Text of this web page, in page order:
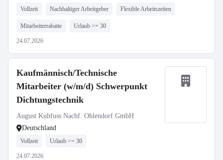
Vollzeit Nachhaltiger Arbeitgeber Flexible Arbeitszeiten
Mitarbeiterrabatte Urlaub >= 30
24.07.2026
Kaufmännisch/Technische
Mitarbeiter (w/m/d) Schwerpunkt
Dichtungstechnik
August Kuhfuss Nachf. Ohlendorf GmbH
Deutschland
Vollzeit Urlaub >= 30
24.07.2026